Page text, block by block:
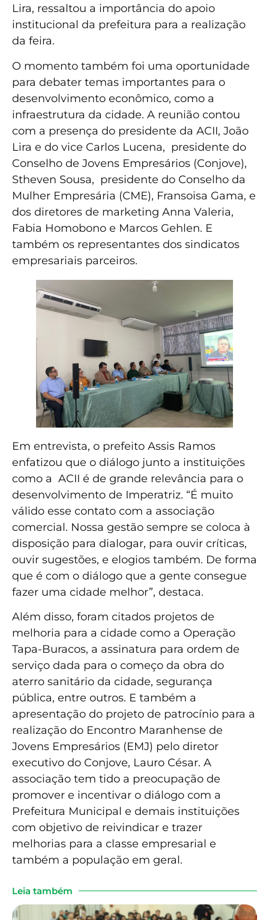
Lira, ressaltou a importância do apoio
institucional da prefeitura para a realização
da feira.
O momento também foi uma oportunidade
para debater temas importantes para o
desenvolvimento econômico, como a
infraestrutura da cidade. A reunião contou
com a presença do presidente da ACII, João
Lira e do vice Carlos Lucena, presidente do
Conselho de Jovens Empresários (Conjove),
Stheven Sousa, presidente do Conselho da
Mulher Empresária (CME), Fransoisa Gama, e
dos diretores de marketing Anna Valeria,
Fabia Homobono e Marcos Gehlen. E
também os representantes dos sindicatos
empresariais parceiros.
Em entrevista, o prefeito Assis Ramos
enfatizou que o diálogo junto a instituições
como a ACII é de grande relevância para o
desenvolvimento de Imperatriz. “É muito
válido esse contato com a associação
comercial. Nossa gestão sempre se coloca à
disposição para dialogar, para ouvir críticas,
ouvir sugestões, e elogios também. De forma
que é com o diálogo que a gente consegue
fazer uma cidade melhor”, destaca.
Além disso, foram citados projetos de
melhoria para a cidade como a Operação
Tapa-Buracos, a assinatura para ordem de
serviço dada para o começo da obra do
aterro sanitário da cidade, segurança
pública, entre outros. E também a
apresentação do projeto de patrocínio para a
realização do Encontro Maranhense de
Jovens Empresários (EMJ) pelo diretor
executivo do Conjove, Lauro César. A
associação tem tido a preocupação de
promover e incentivar o diálogo com a
Prefeitura Municipal e demais instituições
com objetivo de reivindicar e trazer
melhorias para a classe empresarial e
também a população em geral.
Leia também